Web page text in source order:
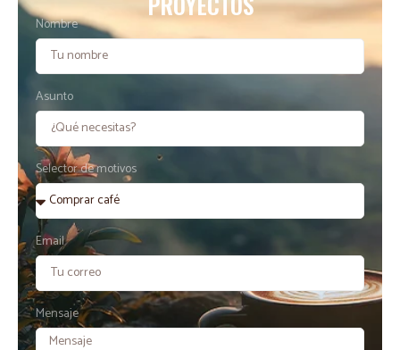
Nombre
Asunto
Selector de motivos
Email
Mensaje